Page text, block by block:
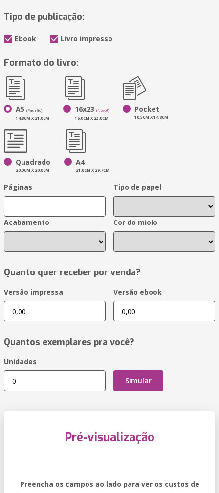
Tipo de publicação:
Ebook Livro impresso
Formato do livro:
A5 (Padrão)
14,8CM X 21,0CM
16x23 (Novo!)
16,0CM X 23,0CM
Pocket
10,5CM X 14,8CM
Quadrado
20,0CM X 20,0CM
A4
21,0CM X 29,7CM
Páginas Tipo de papel
Acabamento Cor do miolo
Quanto quer receber por venda?
Versão impressa Versão ebook
Quantos exemplares pra você?
Unidades
Simular
Pré-visualização
Preencha os campos ao lado para ver os custos de